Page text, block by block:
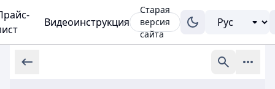
Видеоинструкция
Старая
версия
сайта